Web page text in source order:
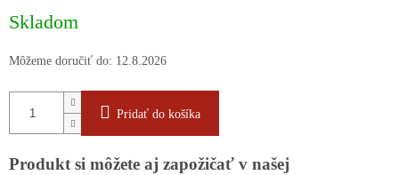
cena:
Skladom
Môžeme doručiť do: 12.8.2026
Pridať do košíka
Produkt si môžete aj zapožičať v našej